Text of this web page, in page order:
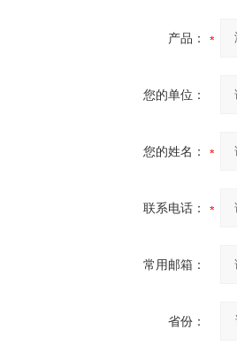
产品：
您的单位：
您的姓名：
联系电话：
常用邮箱：
省份：